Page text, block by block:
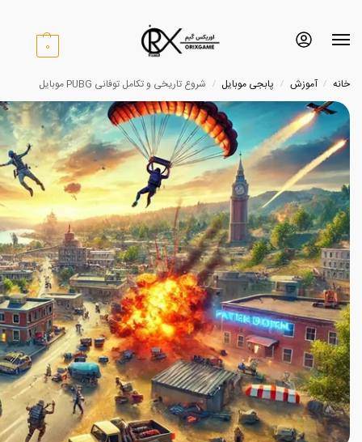
0
منو
خانه / آموزش / پابجی موبایل / شروع تاریخی و تکامل توفانی PUBG موبایل